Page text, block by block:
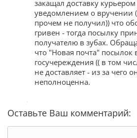
закащал доставку курьером
уведомлением о вручении
прочем не получил)) что
гривен - тогда посылку
получателю в зубах.
что "Новая почта" посылок
госучереждения (( в том
не доставляет - из за чего
неполноценна.
Оставьте Ваш комментарий: